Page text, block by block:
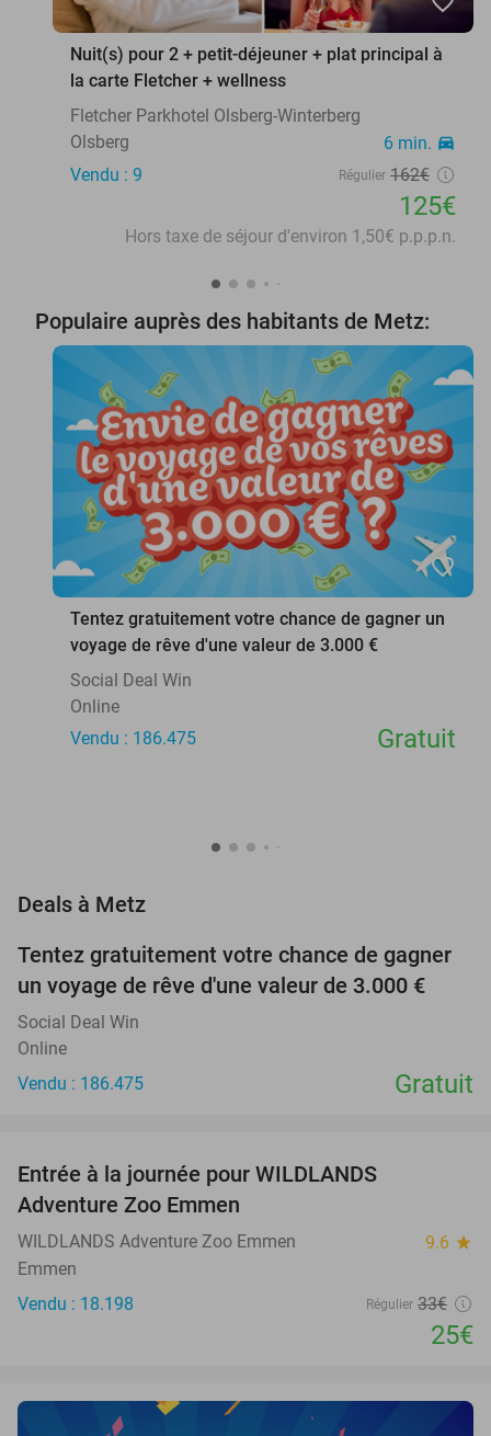
Nuit(s) pour 2 + petit-déjeuner + plat principal à
la carte Fletcher + wellness
Fletcher Parkhotel Olsberg-Winterberg
Olsberg
6 min. directions_car
Vendu : 9 Régulier 162€
125€
Hors taxe de séjour d'environ 1,50€ p.p.p.n.
Populaire auprès des habitants de Metz:
favorite_border
Tentez gratuitement votre chance de gagner un
voyage de rêve d'une valeur de 3.000 €
Social Deal Win
Online
Vendu : 186.475
Gratuit
Deals à Metz
Tentez gratuitement votre chance de gagner
un voyage de rêve d'une valeur de 3.000 €
Social Deal Win
Online
Vendu : 186.475
Gratuit
Entrée à la journée pour WILDLANDS
Adventure Zoo Emmen
WILDLANDS Adventure Zoo Emmen 9.6 star
Emmen
Vendu : 18.198
Régulier 33€
25€